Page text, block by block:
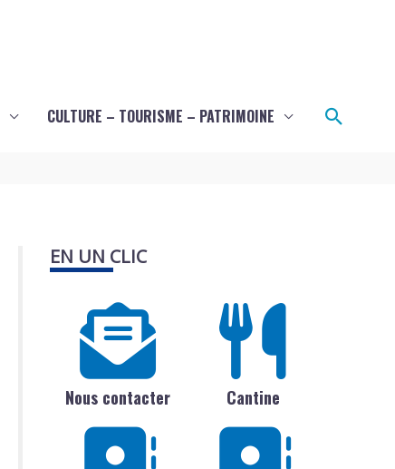
CULTURE – TOURISME – PATRIMOINE
EN UN CLIC
Nous contacter Cantine